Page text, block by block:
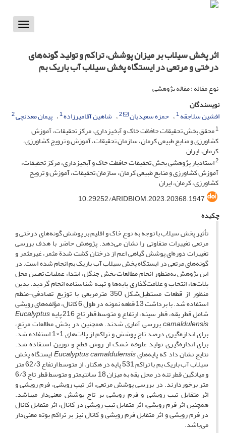
Toggle
اثر پخش سیلاب بر میزان پوشش، تراکم و تولید گونه‌های
درختی و مرتعی در ایستگاه پخش سیلاب آب باریک بم
نوع مقاله : مقاله پژوهشی
نویسندگان
افشین سلاجقه1 حمزه سعیدیان 2 شاهین آقامیرزاده1 پیمان معدنچی2
1محقق بخش تحقیقات حافظت خاک و آبخیزداری، مرکز تحقیقات، آموزش
کشاورزی و منابع طبیعی کرمان، سازمان تحقیقات، آموزش و ترویج کشاورزی،
کرمان، ایران
2استادیار پژوهشی بخش تحقیقات حافظت خاک و آبخیزداری، مرکز تحقیقات،
آموزش کشاورزی و منابع طبیعی کرمان، سازمان تحقیقات، آموزش و ترویج
کشاورزی، کرمان، ایران
10.29252/ARIDBIOM.2023.20368.1947
چکیده
تأثیر پخش سیلاب با توجه به نوع خاک و اقلیم بر پوشش گونه‌های درختی و
مرتعی تغییرات متفاوتی را نشان می‌دهد. پژوهش حاضر با هدف بررسی
تغییرات دوره‌ای پوشش گیاهی اعم از درختان کشت شدة مثمر، غیرمثمر و
گونه‌های مرتعی در ایستگاه پخش سیلاب آب باریک بم انجام شده است. در
این پژوهش به‌منظور انجام مطالعات بخش جنگل، ابتدا، عملیات تعیین محل
پلات‌ها، انتخاب و علامت‌گذاری پایه‌ها و تهیه شناسنامه انجام گردید. بدین
منظور از قطعات مستطیل‌شکل 350 مترمربعی با توزیع تصادفی-منظم
استفاده شد. با برداشت 13 قطعه نمونه در طول 6 کانال، مؤلفه‌های رویشی
شامل قطر یقه، قطر سینه، ارتفاع و متوسط قطر تاج 216 پایه Eucalyptus
camaldulensisبررسی آماری شدند. همچنین در بخش مطالعات مرتع،
برای اندازه‌گیری درصد تاج پوشش و تراکم از پلات‌های 1×1 استفاده شد.
برای اندازه‌گیری تولید علوفه خشک از روش قطع و توزین استفاده شد.
نتایج نشان داد که پایه‌هایEucalyptus camaldulensisایستگاه پخش
سیلاب آب باریک بم با تراکم 531 پایه در هکتار، از متوسط ارتفاع 62/3 متر
و میانگین قطر تنه در محل یقه به میزان 18 سانتیمتر و متوسط قطر تاج 6/3
متر برخوردارند. در بررسی پوشش مرتعی، اثر تیپ رویشی، فرم رویشی و
اثر متقابل تیپ رویشی و فرم رویشی بر تاج پوشش معنی‌دار می­باشد.
همچنین اثر فرم رویشی، اثر متقابل تیپ رویشی در کانال، اثر متقابل کانال
در فرم رویشی و اثر متقابل فرم رویشی و کانال نیز بر تراکم بوته معنی‌دار
می­‌باشد.